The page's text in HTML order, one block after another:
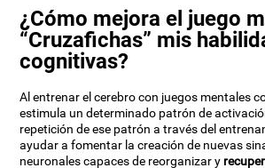
¿Cómo mejora el juego
“Cruzafichas” mis
cognitivas?
Al entrenar el cerebro con juegos mentales
estimula un determinado patrón de
repetición de ese patrón a través del
ayudar a fomentar la creación de nuevas
neuronales capaces de reorganizar y